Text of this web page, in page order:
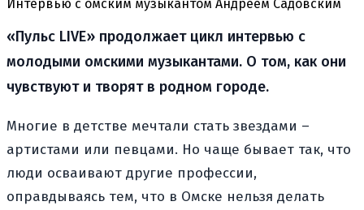
Интервью с омским музыкантом Андреем Садовским
«Пульс LIVE» продолжает цикл интервью с
молодыми омскими музыкантами. О том, как они
чувствуют и творят в родном городе.
Многие в детстве мечтали стать звездами –
артистами или певцами. Но чаще бывает так, что
люди осваивают другие профессии,
оправдываясь тем, что в Омске нельзя делать